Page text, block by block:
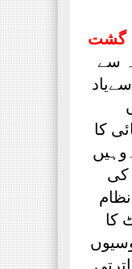
گشت
سے
کا
کی
کا